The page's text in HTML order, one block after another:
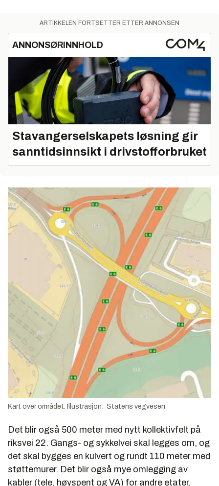
ARTIKKELEN FORTSETTER ETTER ANNONSEN
ANNONSØRINNHOLD
Stavangerselskapets løsning gir
sanntidsinnsikt i drivstofforbruket
Kart over området. Illustrasjon: Statens vegvesen
Det blir også 500 meter med nytt kollektivfelt på
riksvei 22. Gangs- og sykkelvei skal legges om, og
det skal bygges en kulvert og rundt 110 meter med
støttemurer. Det blir også mye omlegging av
kabler (tele, høyspent og VA) for andre etater.